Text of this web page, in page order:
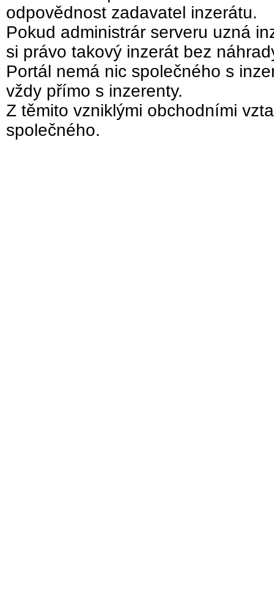
odpovědnost zadavatel inzerátu.
Pokud administrár serveru uzná
si právo takový inzerát bez
Portál nemá nic společného s
vždy přímo s inzerenty.
Z těmito vzniklými obchodními
společného.